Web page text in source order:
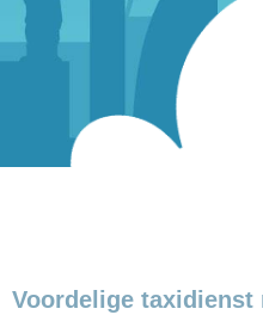
Voordelige taxidienst